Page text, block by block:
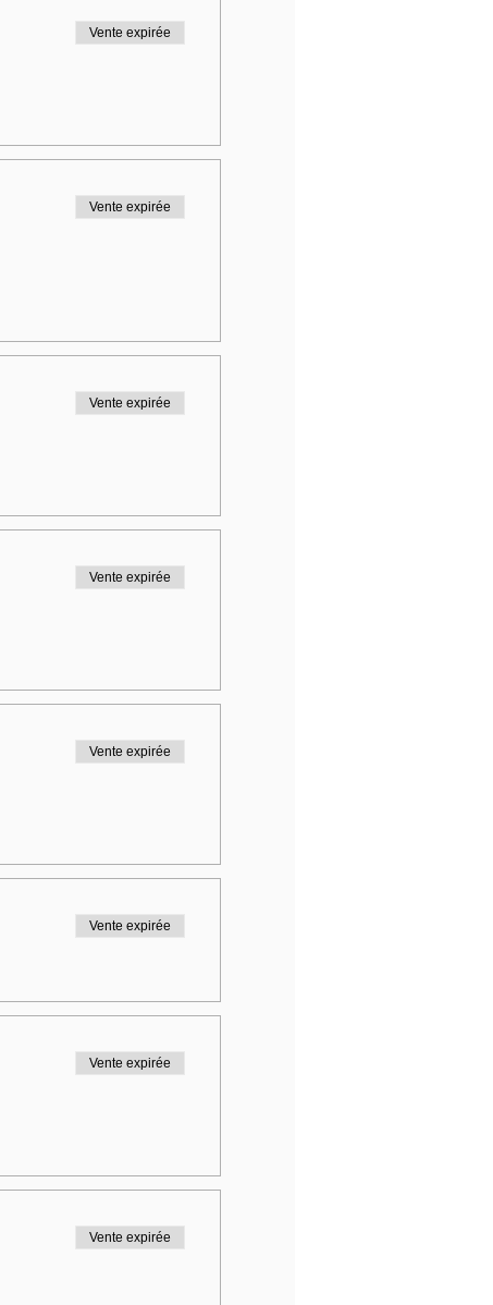
Vente expirée
Vente expirée
Vente expirée
Vente expirée
Vente expirée
Vente expirée
Vente expirée
Vente expirée